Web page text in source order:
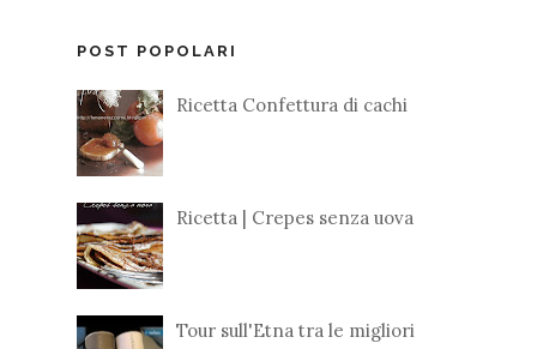
POST POPOLARI
Ricetta Confettura di cachi
Ricetta | Crepes senza uova
Tour sull'Etna tra le migliori